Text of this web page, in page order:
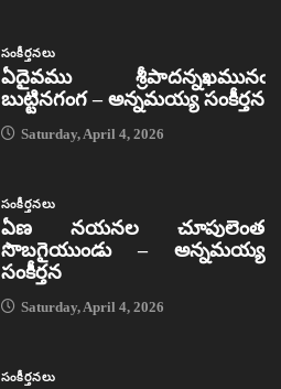
సంకీర్తనలు
ఏదైవము శ్రీపాదన్నఖమునఁ
బుట్టినగంగ – అన్నమయ్య సంకీర్తన
Saturday, April 4, 2026
సంకీర్తనలు
ఏణ నయనల చూపులెంత
సొబగైయుండు – అన్నమయ్య
సంకీర్తన
Saturday, April 4, 2026
సంకీర్తనలు